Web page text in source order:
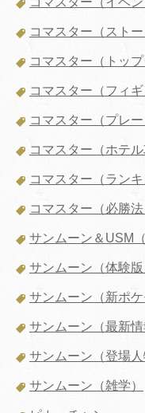
コマスター（ストー
コマスター（トッ
コマスター（フィ
コマスター（プレー
コマスター（ホテル
コマスター（ランキ
コマスター（必勝法
サンムーン＆USM（
サンムーン（体験版
サンムーン（新ポケ
サンムーン（最新情
サンムーン（登場人
サンムーン（雑学）